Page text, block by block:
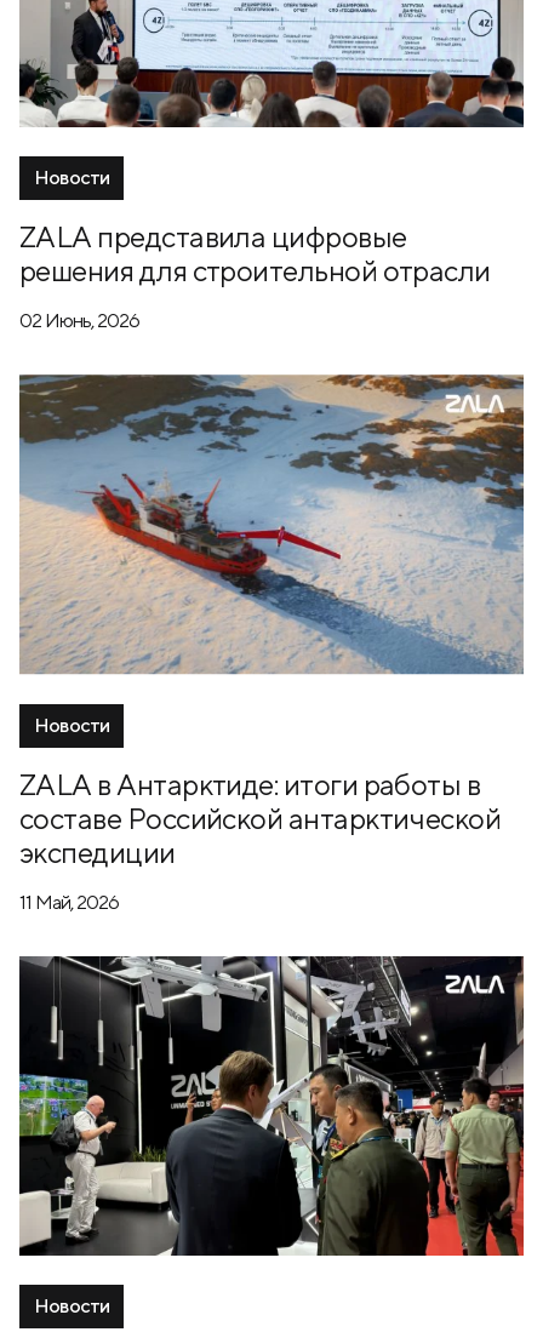
Новости
ZALA представила цифровые
решения для строительной отрасли
02 Июнь, 2026
Новости
ZALA в Антарктиде: итоги работы в
составе Российской антарктической
экспедиции
11 Май, 2026
Новости